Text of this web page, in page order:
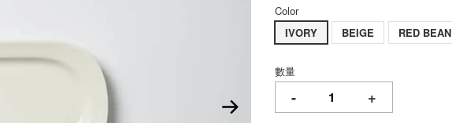
Color
IVORY
BEIGE RED BEAN
數量
- +